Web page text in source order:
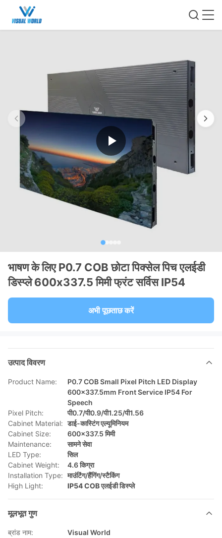
भाषण के लिए P0.7 COB छोटा पिक्सेल पिच एलईडी
डिस्प्ले 600x337.5 मिमी फ्रंट सर्विस IP54
अभी पूछताछ करें
उत्पाद विवरण
Product Name:
P0.7 COB Small Pixel Pitch LED Display
600x337.5mm Front Service IP54 For
Speech
Pixel Pitch:
पी0.7/पी0.9/पी1.25/पी1.56
Cabinet Material: डाई-कास्टिंग एल्यूमिनियम
Cabinet Size:
600x337.5 मिमी
Maintenance:
सामने सेवा
LED Type:
सिल
Cabinet Weight:
4.6 किग्रा
Installation Type: माउंटिंग/हैंगिंग/स्टैकिंग
High Light:
IP54 COB एलईडी डिस्प्ले
मूलभूत गुण
ब्रांड नाम:
Visual World